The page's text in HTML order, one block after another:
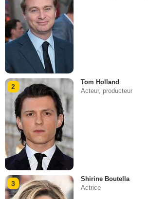
2
Tom Holland
Acteur, producteur
3
Shirine Boutella
Actrice